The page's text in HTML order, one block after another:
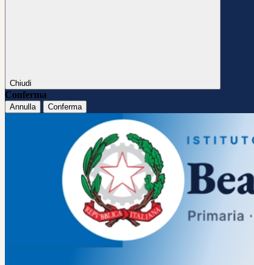
Chiudi
Conferma
Annulla Conferma